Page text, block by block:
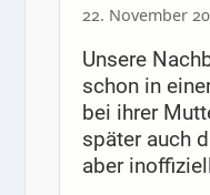
22. November
Unsere
schon in
bei ihrer
später auch
aber